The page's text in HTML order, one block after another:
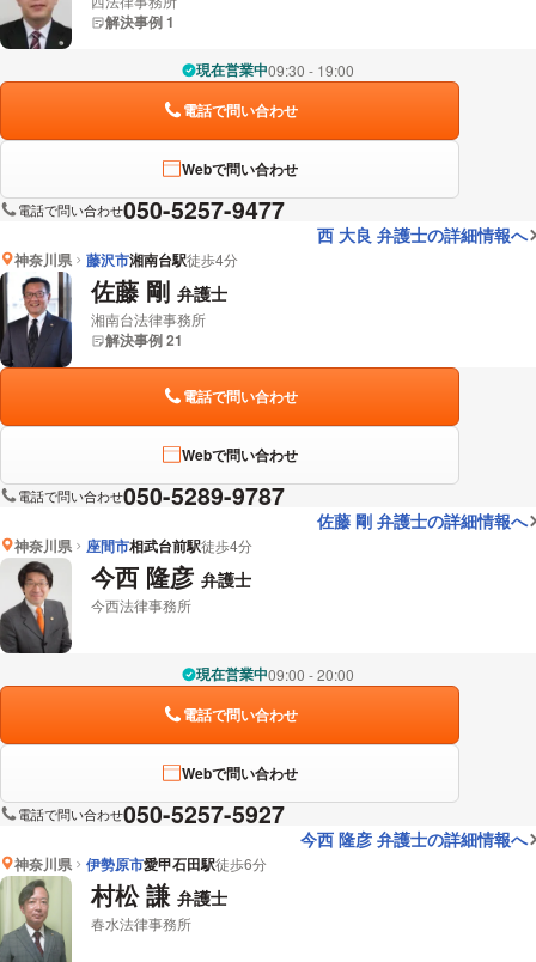
解決事例 1
現在営業中09:30 - 19:00
電話で問い合わせ
Webで問い合わせ
電話で問い合わせ050-5257-9477
西 大良 弁護士の詳細情報へ
神奈川県 藤沢市湘南台駅徒歩4分
佐藤 剛 弁護士
湘南台法律事務所
解決事例 21
電話で問い合わせ
Webで問い合わせ
電話で問い合わせ050-5289-9787
佐藤 剛 弁護士の詳細情報へ
神奈川県 座間市相武台前駅徒歩4分
今西 隆彦 弁護士
今西法律事務所
現在営業中09:00 - 20:00
電話で問い合わせ
Webで問い合わせ
電話で問い合わせ050-5257-5927
今西 隆彦 弁護士の詳細情報へ
神奈川県 伊勢原市愛甲石田駅徒歩6分
村松 謙 弁護士
春水法律事務所